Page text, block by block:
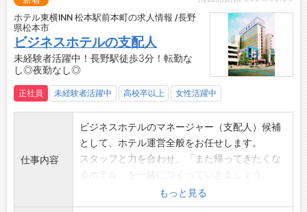
す♪
【社内設備】
・休憩室あり◎仕事と休憩のメリハリをつけて
働けます！
【やりがい】
・加工した製品がさまざまな業界で使用され、
【こんな方にオススメ♪】
◇コツコツ丁寧に作業を進めることが得意な方
◆未経験から製造業やメッキ加工のお仕事にチ
◇ものづくりに興味がある方
ホテル東横INN 松本駅前本町の求人情報 /長野
県松本市
ビジネスホテルの支配人
未経験者活躍中！長野駅徒歩3分！転勤な
し◎夜勤なし◎
正社員 未経験者活躍中 高校卒以上 女性活躍中
仕事内容
ビジネスホテルのマネージャー（支配人）候補
として、ホテル運営全般をお任せします。
スタッフと力を合わせ、「また帰ってきたくな
【具体的な業務内容】
1）スタッフの勤怠管理・採用・教育
もっと見る